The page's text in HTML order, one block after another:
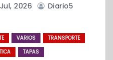
2026 Diario5
VARIOS
TRANSPORTE
TAPAS